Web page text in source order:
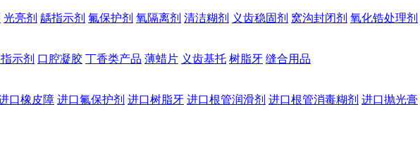
光亮剂 龋指示剂 氟保护剂 氧隔离剂 清洁糊剂 义齿稳固剂 窝沟封闭剂 氧化锆处理剂
示剂 口腔凝胶 丁香类产品 薄蜡片 义齿基托 树脂牙 缝合用品
口橡皮障 进口氟保护剂 进口树脂牙 进口根管润滑剂 进口根管消毒糊剂 进口抛光膏